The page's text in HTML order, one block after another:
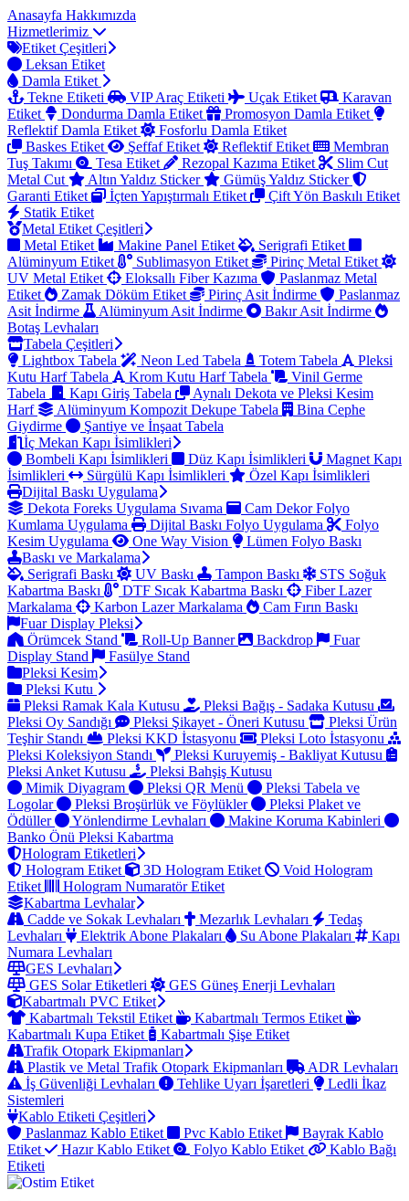
Anasayfa Hakkımızda
Hizmetlerimiz
Etiket Çeşitleri
Leksan Etiket
Damla Etiket
Tekne Etiketi
VIP Araç Etiketi Uçak Etiket
Karavan
Etiket
Dondurma Damla Etiket
Promosyon Damla Etiket
Reflektif Damla Etiket
Fosforlu Damla Etiket
Baskes Etiket
Şeffaf Etiket Reflektif Etiket
Membran
Tuş Takımı
Tesa Etiket Rezopal Kazıma Etiket
Slim Cut
Metal Cut
Altın Yaldız Sticker
Gümüş Yaldız Sticker
Garanti Etiket
İçten Yapıştırmalı Etiket
Çift Yön Baskılı Etiket
Statik Etiket
Metal Etiket Çeşitleri
Metal Etiket
Makine Panel Etiket
Serigrafi Etiket
Alüminyum Etiket
Sublimasyon Etiket
Pirinç Metal Etiket
UV Metal Etiket
Eloksallı Fiber Kazıma
Paslanmaz Metal
Etiket
Zamak Döküm Etiket Pirinç Asit İndirme
Paslanmaz
Asit İndirme
Alüminyum Asit İndirme
Bakır Asit İndirme
Botaş Levhaları
Tabela Çeşitleri
Lightbox Tabela
Neon Led Tabela Totem Tabela
Pleksi
Kutu Harf Tabela
Krom Kutu Harf Tabela
Vinil Germe
Tabela
Kapı Giriş Tabela
Aynalı Dekota ve Pleksi Kesim
Harf
Alüminyum Kompozit Dekupe Tabela
Bina Cephe
Giydirme
Şantiye ve İnşaat Tabela
İç Mekan Kapı İsimlikleri
Bombeli Kapı İsimlikleri
Düz Kapı İsimlikleri
Magnet Kapı
İsimlikleri
Sürgülü Kapı İsimlikleri
Özel Kapı İsimlikleri
Dijital Baskı Uygulama
Dekota Foreks Uygulama Sıvama
Cam Dekor Folyo
Kumlama Uygulama
Dijital Baskı Folyo Uygulama
Folyo
Kesim Uygulama
One Way Vision
Lümen Folyo Baskı
Baskı ve Markalama
Serigrafi Baskı
UV Baskı Tampon Baskı
STS Soğuk
Kabartma Baskı
DTF Sıcak Kabartma Baskı
Fiber Lazer
Markalama
Karbon Lazer Markalama
Cam Fırın Baskı
Fuar Display Pleksi
Örümcek Stand
Roll-Up Banner Backdrop
Fuar
Display Stand
Fasülye Stand
Pleksi Kesim
Pleksi Kutu
Pleksi Ramak Kala Kutusu
Pleksi Bağış - Sadaka Kutusu
Pleksi Oy Sandığı
Pleksi Şikayet - Öneri Kutusu
Pleksi Ürün
Teşhir Standı
Pleksi KKD İstasyonu
Pleksi Loto İstasyonu
Pleksi Koleksiyon Standı
Pleksi Kuruyemiş - Bakliyat Kutusu
Pleksi Anket Kutusu
Pleksi Bahşiş Kutusu
Mimik Diyagram
Pleksi QR Menü
Pleksi Tabela ve
Logolar
Pleksi Broşürlük ve Föylükler
Pleksi Plaket ve
Ödüller
Yönlendirme Levhaları
Makine Koruma Kabinleri
Banko Önü Pleksi Kabartma
Hologram Etiketleri
Hologram Etiket
3D Hologram Etiket
Void Hologram
Etiket
Hologram Numaratör Etiket
Kabartma Levhalar
Cadde ve Sokak Levhaları
Mezarlık Levhaları
Tedaş
Levhaları
Elektrik Abone Plakaları Su Abone Plakaları
Kapı
Numara Levhaları
GES Levhaları
GES Solar Etiketleri
GES Güneş Enerji Levhaları
Kabartmalı PVC Etiket
Kabartmalı Tekstil Etiket
Kabartmalı Termos Etiket
Kabartmalı Kupa Etiket
Kabartmalı Şişe Etiket
Trafik Otopark Ekipmanları
Plastik ve Metal Trafik Otopark Ekipmanları
ADR Levhaları
İş Güvenliği Levhaları
Tehlike Uyarı İşaretleri
Ledli İkaz
Sistemleri
Kablo Etiketi Çeşitleri
Paslanmaz Kablo Etiket
Pvc Kablo Etiket
Bayrak Kablo
Etiket
Hazır Kablo Etiket Folyo Kablo Etiket
Kablo Bağı
Etiketi